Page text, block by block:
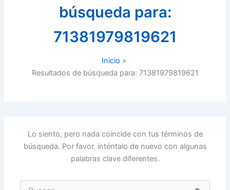
búsqueda para:
71381979819621
Inicio
Resultados de búsqueda para: 71381979819621
Lo siento, pero nada coincide con tus términos de
búsqueda. Por favor, inténtalo de nuevo con algunas
palabras clave diferentes.